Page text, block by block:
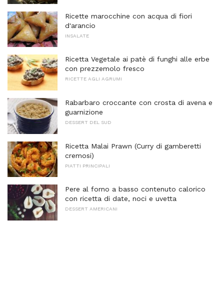
Ricette marocchine con acqua di fiori
d'arancio
INSALATE
Ricetta Vegetale ai patè di funghi alle erbe
con prezzemolo fresco
RICETTE AGLI AGRUMI
Rabarbaro croccante con crosta di avena e
guarnizione
DESSERT DEL SUD
Ricetta Malai Prawn (Curry di gamberetti
cremosi)
PIATTI PRINCIPALI
Pere al forno a basso contenuto calorico
con ricetta di date, noci e uvetta
DESSERT AMERICANI